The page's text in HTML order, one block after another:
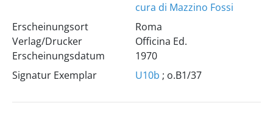
cura di Mazzino Fossi
Erscheinungsort
Verlag/Drucker
Erscheinungsdatum
Roma
Officina Ed.
1970
Signatur Exemplar
U10b ; o.B1/37